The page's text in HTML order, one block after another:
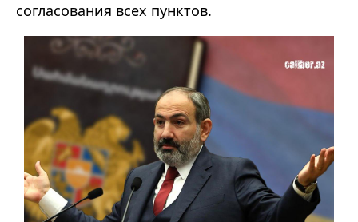
согласования всех пунктов.